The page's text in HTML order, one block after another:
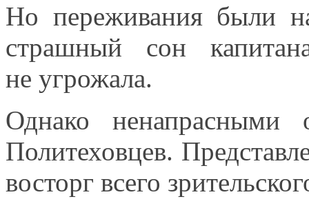
Но переживания были
страшный сон
не угрожала.
Однако ненапрасными
Политеховцев.
восторг всего